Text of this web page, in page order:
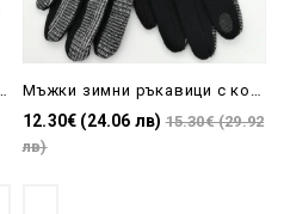
12.30€ (24.06 лв) 15.30€ (29.92
лв)